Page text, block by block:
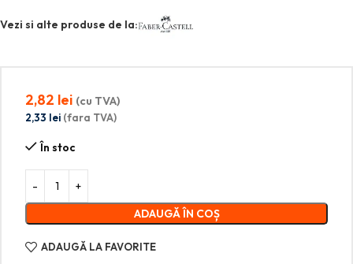
Vezi si alte produse de la:
2,82 lei (cu TVA)
2,33 lei (fara TVA)
În stoc
ADAUGĂ ÎN COȘ
ADAUGĂ LA FAVORITE